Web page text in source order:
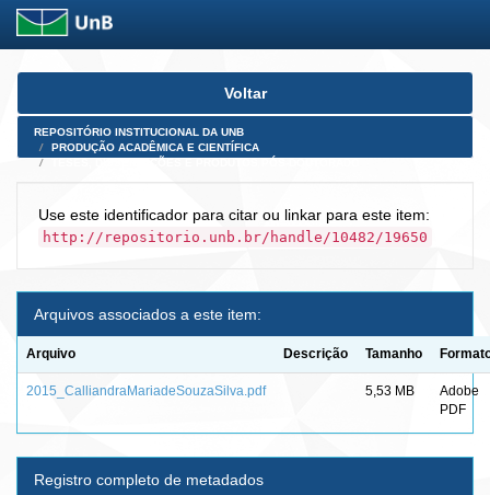
Skip
Voltar
REPOSITÓRIO INSTITUCIONAL DA UNB
PRODUÇÃO ACADÊMICA E CIENTÍFICA
Use este identificador para citar ou linkar para este item:
http://repositorio.unb.br/handle/10482/19650
Arquivos associados a este item:
Arquivo Descrição Tamanho
2015_CalliandraMariadeSouzaSilva.pdf 5,53 MB
Adobe
PDF
Registro completo de metadados